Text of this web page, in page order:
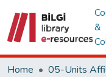
&
Home